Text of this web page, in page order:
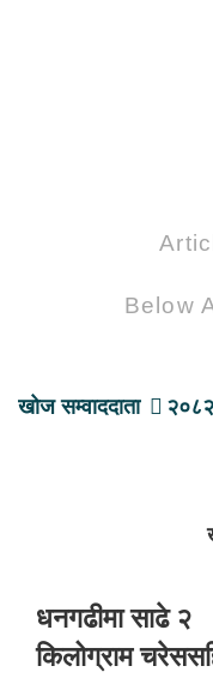
Below
खोज सम्वाददाता
धनगढीमा साढे २
किलोग्राम